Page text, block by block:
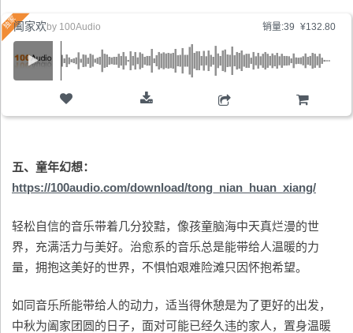
销量:39 ¥132.80
阖家欢by 100Audio
五、童年幻想：
https://100audio.com/download/tong_nian_huan_xiang/
轻松自信的音乐带着几分狡黠，像孩童脑海中天真烂漫的世
界，充满活力与美好。治愈系的音乐总是能带给人温暖的力
量，拥抱这美好的世界，不惧怕艰难险滩只因怀抱希望。
如同音乐所能带给人的动力，适当得休憩是为了更好的出发，
中秋为阖家团圆的日子，面对可能已经久违的家人，置身温暖